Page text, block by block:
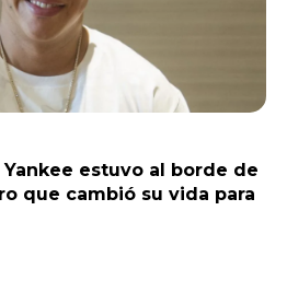
estuvo al borde de
que cambió su vida para